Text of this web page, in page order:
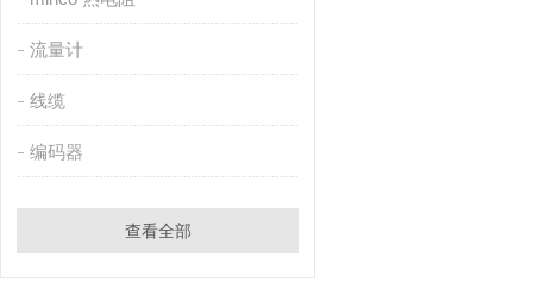
流量计
线缆
编码器
查看全部